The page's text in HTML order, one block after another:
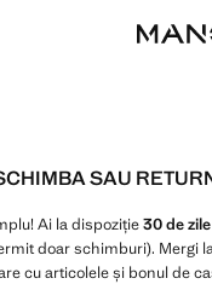
SAU
Ai la dispoziție30 de zile
doar schimburi). Mergi
cu articolele și bonul de